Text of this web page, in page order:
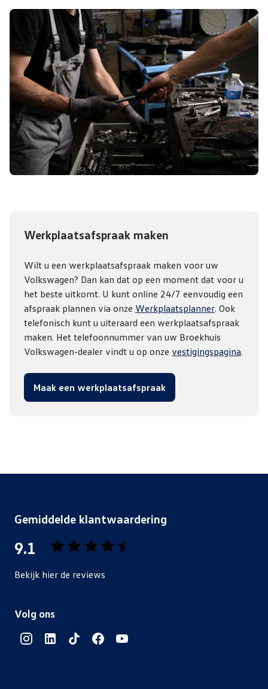
Werkplaatsafspraak maken
Wilt u een werkplaatsafspraak maken voor uw
Volkswagen? Dan kan dat op een moment dat voor u
het beste uitkomt. U kunt online 24/7 eenvoudig een
afspraak plannen via onze Werkplaatsplanner. Ook
telefonisch kunt u uiteraard een werkplaatsafspraak
maken. Het telefoonnummer van uw Broekhuis
Volkswagen-dealer vindt u op onze vestigingspagina.
Maak een werkplaatsafspraak
Gemiddelde klantwaardering
9.1
Bekijk hier de reviews
van
sterren
Volg ons